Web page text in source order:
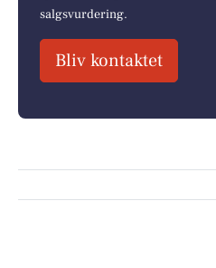
salgsvurdering.
Bliv kontaktet